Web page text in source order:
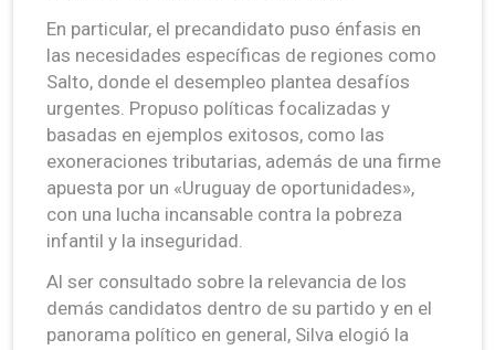
En particular, el precandidato puso énfasis en
las necesidades específicas de regiones como
Salto, donde el desempleo plantea desafíos
urgentes. Propuso políticas focalizadas y
basadas en ejemplos exitosos, como las
exoneraciones tributarias, además de una firme
apuesta por un «Uruguay de oportunidades»,
con una lucha incansable contra la pobreza
infantil y la inseguridad.
Al ser consultado sobre la relevancia de los
demás candidatos dentro de su partido y en el
panorama político en general, Silva elogió la